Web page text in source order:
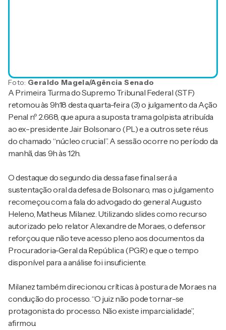
Foto: Geraldo Magela/Agência Senado
A Primeira Turma do Supremo Tribunal Federal (STF)
retomou às 9h18 desta quarta-feira (3) o julgamento da Ação
Penal nº 2.668, que apura a suposta trama golpista atribuída
ao ex-presidente Jair Bolsonaro (PL) e a outros sete réus
do chamado “núcleo crucial”. A sessão ocorre no período da
manhã, das 9h às 12h.
O destaque do segundo dia dessa fase final será a
sustentação oral da defesa de Bolsonaro, mas o julgamento
recomeçou com a fala do advogado do general Augusto
Heleno, Matheus Milanez. Utilizando slides como recurso
autorizado pelo relator Alexandre de Moraes, o defensor
reforçou que não teve acesso pleno aos documentos da
Procuradoria-Geral da República (PGR) e que o tempo
disponível para a análise foi insuficiente.
Milanez também direcionou críticas à postura de Moraes na
condução do processo. “O juiz não pode tornar-se
protagonista do processo. Não existe imparcialidade”,
afirmou.